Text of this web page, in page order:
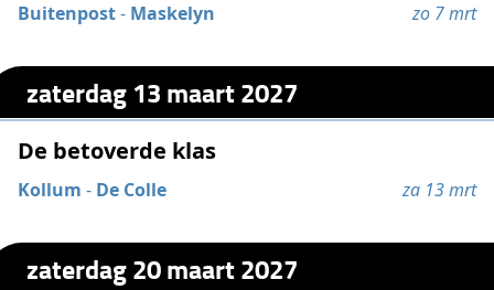
Buitenpost- Maskelyn zo 7 mrt
zaterdag 13 maart 2027
De betoverde klas
Kollum - De Colle za 13 mrt
zaterdag 20 maart 2027